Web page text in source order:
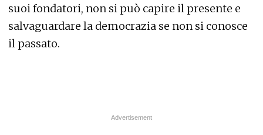
suoi fondatori, non si può capire il presente e
salvaguardare la democrazia se non si conosce
il passato.